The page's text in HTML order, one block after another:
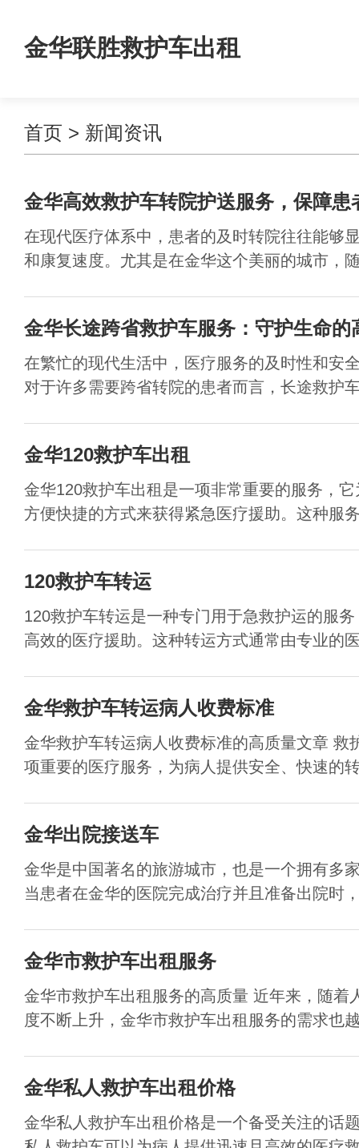
金华联胜救护车出租
首页 > 新闻资讯
金华高效救护车转院护送服务，保障患
在现代医疗体系中，患者的及时转院往往能够
和康复速度。尤其是在金华这个美丽的城市，
金华长途跨省救护车服务：守护生命的
在繁忙的现代生活中，医疗服务的及时性和安
对于许多需要跨省转院的患者而言，长途救护
金华120救护车出租
金华120救护车出租是一项非常重要的服务，
方便快捷的方式来获得紧急医疗援助。这种服
120救护车转运
120救护车转运是一种专门用于急救护运的服
高效的医疗援助。这种转运方式通常由专业的
金华救护车转运病人收费标准
金华救护车转运病人收费标准的高质量文章 救
项重要的医疗服务，为病人提供安全、快速的
金华出院接送车
金华是中国著名的旅游城市，也是一个拥有多
当患者在金华的医院完成治疗并且准备出院时
金华市救护车出租服务
金华市救护车出租服务的高质量 近年来，随着
度不断上升，金华市救护车出租服务的需求也
金华私人救护车出租价格
金华私人救护车出租价格是一个备受关注的话